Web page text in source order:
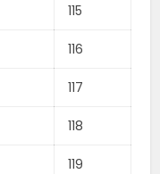
115
116
117
118
119